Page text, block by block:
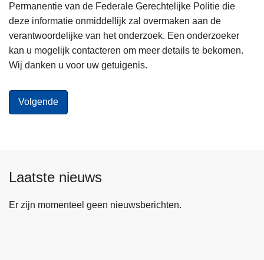
Permanentie van de Federale Gerechtelijke Politie die
deze informatie onmiddellijk zal overmaken aan de
verantwoordelijke van het onderzoek. Een onderzoeker
kan u mogelijk contacteren om meer details te bekomen.
Wij danken u voor uw getuigenis.
Laatste nieuws
Er zijn momenteel geen nieuwsberichten.